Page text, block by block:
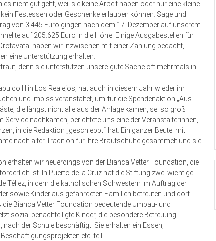
nicht gut geht, weil sie keine Arbeit haben oder nur eine kleine
Festessen oder Geschenke erlauben können. Sage und
von 3.445 Euro gingen nach dem 17. Dezember auf unserem
auf 205.625 Euro in die Höhe. Einige Ausgabestellen für
haben wir inzwischen mit einer Zahlung bedacht,
eine Unterstützung erhalten.
denn sie unterstützen unsere gute Sache oft mehrmals in
III in Los Realejos, hat auch in diesem Jahr wieder ihr
und Imbiss veranstaltet, um für die Spendenaktion „Aus
die längst nicht alle aus der Anlage kamen, sei so groß
nachkamen, berichtete uns eine der Veranstalterinnen,
in die Redaktion „geschleppt“ hat. Ein ganzer Beutel mit
nach alter Tradition für ihre Brautschuhe gesammelt und sie
erhalten wir neuerdings von der Bianca Vetter Foundation, die
ist. In Puerto de la Cruz hat die Stiftung zwei wichtige
Téllez, in dem die katholischen Schwestern im Auftrag der
sowie Kinder aus gefährdeten Familien betreuten und dort
Bianca Vetter Foundation bedeutende Umbau- und
sozial benachteiligte Kinder, die besondere Betreuung
der Schule beschäftigt. Sie erhalten ein Essen,
etc. teil.